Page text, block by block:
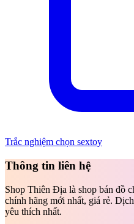
Trắc nghiệm chọn sextoy
Thông tin liên hệ
Shop Thiên Địa là shop bán đồ
chính hãng mới nhất, giá rẻ.
yêu thích nhất.